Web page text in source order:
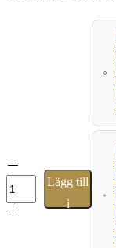
Silverhänge
bokstaven
G.
Mått:
Lägg till
i